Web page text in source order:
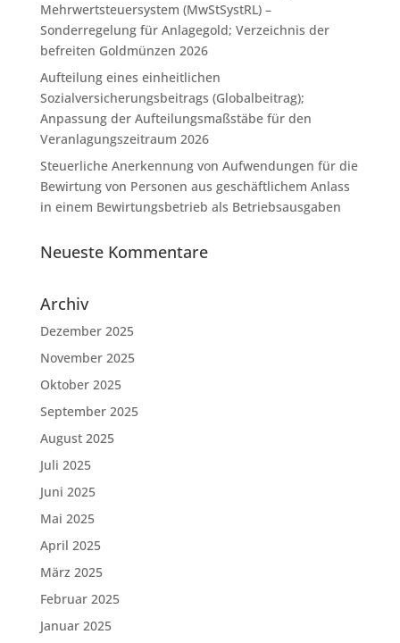
Mehrwertsteuersystem (MwStSystRL) –
Sonderregelung für Anlagegold; Verzeichnis der
befreiten Goldmünzen 2026
Aufteilung eines einheitlichen
Sozialversicherungsbeitrags (Globalbeitrag);
Anpassung der Aufteilungsmaßstäbe für den
Veranlagungszeitraum 2026
Steuerliche Anerkennung von Aufwendungen für die
Bewirtung von Personen aus geschäftlichem Anlass
in einem Bewirtungsbetrieb als Betriebsausgaben
Neueste Kommentare
Archiv
Dezember 2025
November 2025
Oktober 2025
September 2025
August 2025
Juli 2025
Juni 2025
Mai 2025
April 2025
März 2025
Februar 2025
Januar 2025